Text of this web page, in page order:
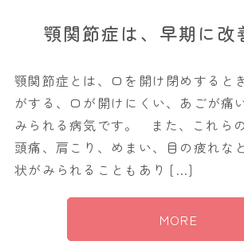
顎関節症は、早期に
顎関節症とは、口を開け閉めすると
がする、口が開けにくい、あごが痛
みられる病気です。 また、これら
頭痛、肩こり、めまい、目の疲れな
状がみられることもあり […]
MORE